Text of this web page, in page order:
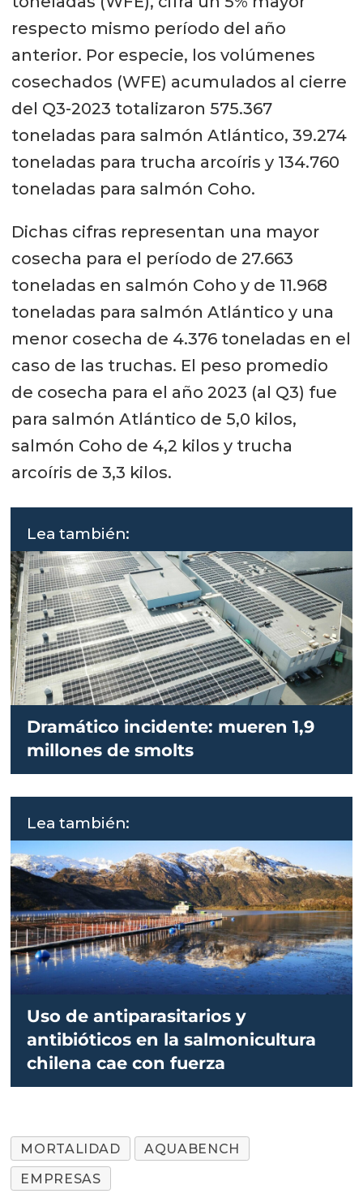
respecto mismo período del año
anterior. Por especie, los volúmenes
cosechados (WFE) acumulados al cierre
del Q3-2023 totalizaron 575.367
toneladas para salmón Atlántico, 39.274
toneladas para trucha arcoíris y 134.760
toneladas para salmón Coho.
Dichas cifras representan una mayor
cosecha para el período de 27.663
toneladas en salmón Coho y de 11.968
toneladas para salmón Atlántico y una
menor cosecha de 4.376 toneladas en el
caso de las truchas. El peso promedio
de cosecha para el año 2023 (al Q3) fue
para salmón Atlántico de 5,0 kilos,
salmón Coho de 4,2 kilos y trucha
arcoíris de 3,3 kilos.
Lea también:
Dramático incidente: mueren 1,9
millones de smolts
Lea también:
Uso de antiparasitarios y
antibióticos en la salmonicultura
chilena cae con fuerza
MORTALIDAD
AQUABENCH
EMPRESAS